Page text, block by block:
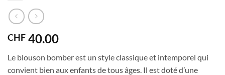
CHF 40.00
Le blouson bomber est un style classique et intemporel qui
convient bien aux enfants de tous âges. Il est doté d’une